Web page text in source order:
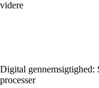
videre
Digital gennemsigtighed:
processer